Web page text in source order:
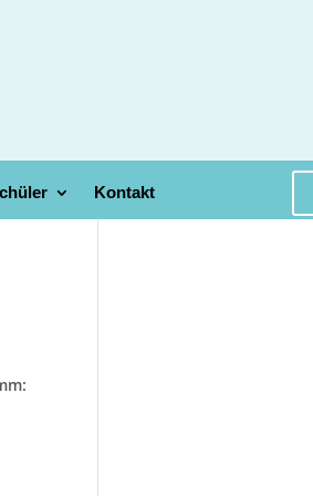
Kontakt